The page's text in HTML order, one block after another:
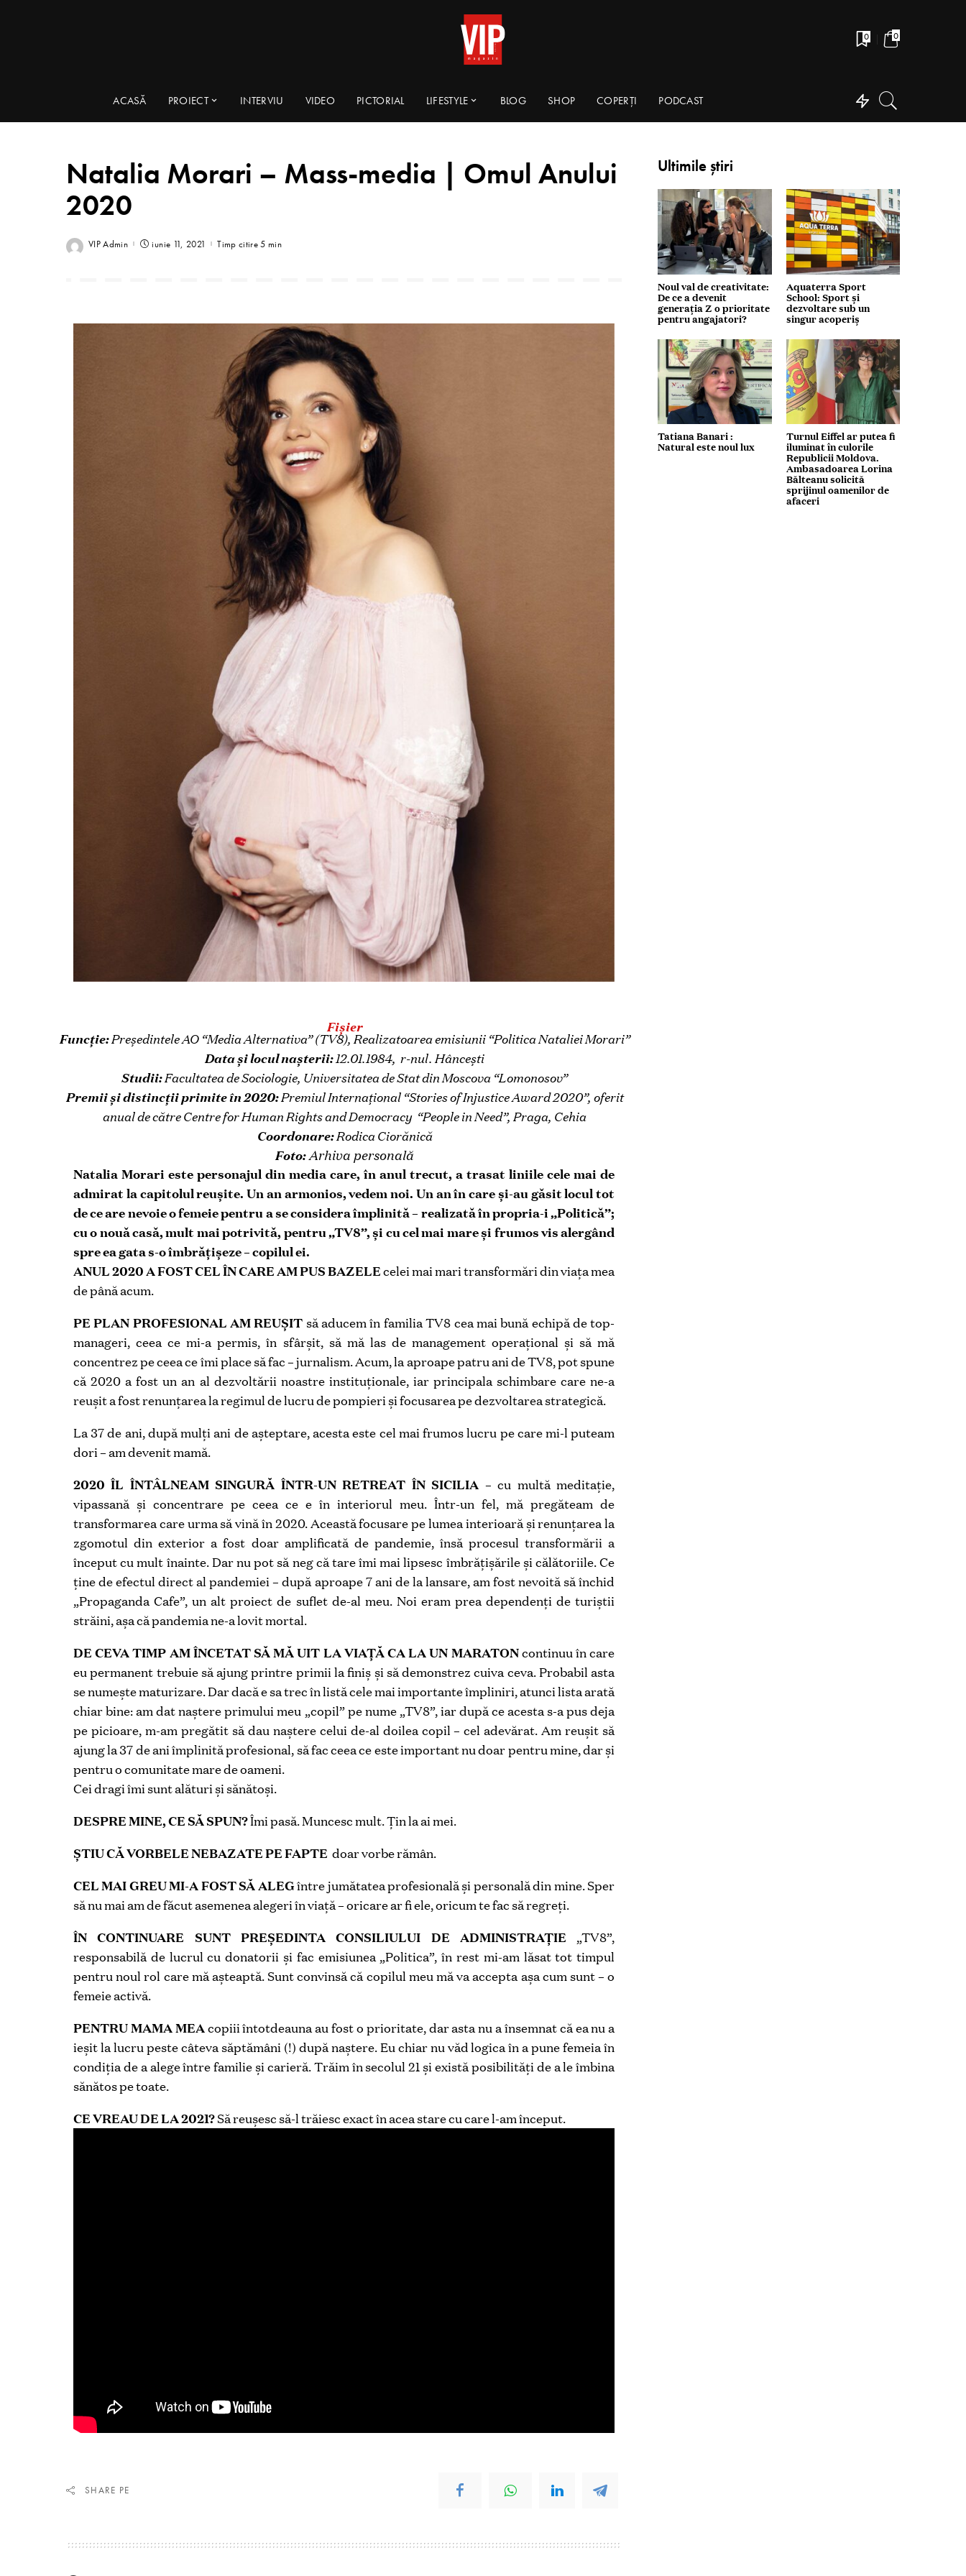
0 0
ACASĂ PROIECT INTERVIU VIDEO PICTORIAL LIFESTYLE BLOG SHOP COPERȚI PODCAST
Natalia Morari – Mass-media | Omul Anului
2020
VIP Admin iunie 11, 2021 Timp citire 5 min
Fișier
Funcție:Președintele AO “Media Alternativa” (TV8), Realizatoarea emisiunii “Politica Nataliei Morari”
Data și locul nașterii:12.01.1984, r-nul. Hâncești
Studii:Facultatea de Sociologie, Universitatea de Stat din Moscova “Lomonosov”
Premii și distincții primite în 2020:Premiul Internațional “Stories of Injustice Award 2020”, oferit
anual de către Centre for Human Rights and Democracy “People in Need”, Praga, Cehia
Coordonare:Rodica Ciorănică
Foto:Arhiva personală
Natalia Morari este personajul din media care, în anul trecut, a trasat liniile cele mai de
admirat la capitolul reușite. Un an armonios, vedem noi. Un an în care și-au găsit locul tot
de ce are nevoie o femeie pentru a se considera împlinită – realizată în propria-i „Politică”;
cu o nouă casă, mult mai potrivită, pentru „TV8”, și cu cel mai mare și frumos vis alergând
spre ea gata s-o îmbrățișeze – copilul ei.
ANUL 2020 A FOST CEL ÎN CARE AM PUS BAZELEcelei mai mari transformări din viața mea
de până acum.
PE PLAN PROFESIONAL AM REUȘIT să aducem în familia TV8 cea mai bună echipă de top-
manageri, ceea ce mi-a permis, în sfârșit, să mă las de management operațional și să mă
concentrez pe ceea ce îmi place să fac – jurnalism. Acum, la aproape patru ani de TV8, pot spune
că 2020 a fost un an al dezvoltării noastre instituționale, iar principala schimbare care ne-a
reușit a fost renunțarea la regimul de lucru de pompieri și focusarea pe dezvoltarea strategică.
La 37 de ani, după mulți ani de așteptare, acesta este cel mai frumos lucru pe care mi-l puteam
dori – am devenit mamă.
2020 ÎL ÎNTÂLNEAM SINGURĂ ÎNTR-UN RETREAT ÎN SICILIA – cu multă meditație,
vipassană și concentrare pe ceea ce e în interiorul meu. Într-un fel, mă pregăteam de
transformarea care urma să vină în 2020. Această focusare pe lumea interioară și renunțarea la
zgomotul din exterior a fost doar amplificată de pandemie, însă procesul transformării a
început cu mult înainte. Dar nu pot să neg că tare îmi mai lipsesc îmbrățișările și călătoriile. Ce
ține de efectul direct al pandemiei – după aproape 7 ani de la lansare, am fost nevoită să închid
„Propaganda Cafe”, un alt proiect de suflet de-al meu. Noi eram prea dependenți de turiștii
străini, așa că pandemia ne-a lovit mortal.
DE CEVA TIMP AM ÎNCETAT SĂ MĂ UIT LA VIAȚĂ CA LA UN MARATONcontinuu în care
eu permanent trebuie să ajung printre primii la finiș și să demonstrez cuiva ceva. Probabil asta
se numește maturizare. Dar dacă e sa trec în listă cele mai importante împliniri, atunci lista arată
chiar bine: am dat naștere primului meu „copil” pe nume „TV8”, iar după ce acesta s-a pus deja
pe picioare, m-am pregătit să dau naștere celui de-al doilea copil – cel adevărat. Am reușit să
ajung la 37 de ani împlinită profesional, să fac ceea ce este important nu doar pentru mine, dar și
pentru o comunitate mare de oameni.
Cei dragi îmi sunt alături și sănătoși.
DESPRE MINE, CE SĂ SPUN?Îmi pasă. Muncesc mult. Țin la ai mei.
ȘTIU CĂ VORBELE NEBAZATE PE FAPTE doar vorbe rămân.
CEL MAI GREU MI-A FOST SĂ ALEGîntre jumătatea profesională și personală din mine. Sper
să nu mai am de făcut asemenea alegeri în viață – oricare ar fi ele, oricum te fac să regreți.
ÎN CONTINUARE SUNT PREȘEDINTA CONSILIULUI DE ADMINISTRAȚIE „TV8”,
responsabilă de lucrul cu donatorii și fac emisiunea „Politica”, în rest mi-am lăsat tot timpul
pentru noul rol care mă așteaptă. Sunt convinsă că copilul meu mă va accepta așa cum sunt – o
femeie activă.
PENTRU MAMA MEAcopiii întotdeauna au fost o prioritate, dar asta nu a însemnat că ea nu a
ieșit la lucru peste câteva săptămâni (!) după naștere. Eu chiar nu văd logica în a pune femeia în
condiția de a alege între familie și carieră. Trăim în secolul 21 și există posibilități de a le îmbina
sănătos pe toate.
CE VREAU DE LA 2021?Să reușesc să-l trăiesc exact în acea stare cu care l-am început.
SHARE PE
Ultimile știri
Noul val de creativitate:
De ce a devenit
generația Z o prioritate
pentru angajatori?
Aquaterra Sport
School: Sport și
dezvoltare sub un
singur acoperiș
Tatiana Banari :
Natural este noul lux
Turnul Eiffel ar putea fi
iluminat în culorile
Republicii Moldova.
Ambasadoarea Lorina
Bălteanu solicită
sprijinul oamenilor de
afaceri